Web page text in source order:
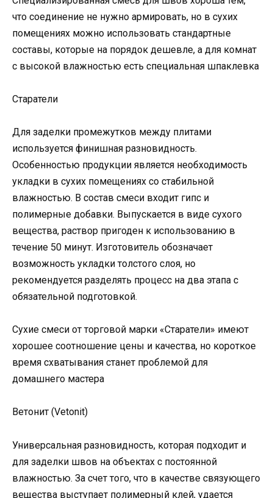
что соединение не нужно армировать, но в сухих
помещениях можно использовать стандартные
составы, которые на порядок дешевле, а для комнат
с высокой влажностью есть специальная шпаклевка
Старатели
Для заделки промежутков между плитами
используется финишная разновидность.
Особенностью продукции является необходимость
укладки в сухих помещениях со стабильной
влажностью. В состав смеси входит гипс и
полимерные добавки. Выпускается в виде сухого
вещества, раствор пригоден к использованию в
течение 50 минут. Изготовитель обозначает
возможность укладки толстого слоя, но
рекомендуется разделять процесс на два этапа с
обязательной подготовкой.
Сухие смеси от торговой марки «Старатели» имеют
хорошее соотношение цены и качества, но короткое
время схватывания станет проблемой для
домашнего мастера
Ветонит (Vetonit)
Универсальная разновидность, которая подходит и
для заделки швов на объектах с постоянной
влажностью. За счет того, что в качестве связующего
вещества выступает полимерный клей, удается